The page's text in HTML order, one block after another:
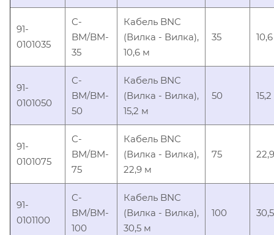
91-
0101035
C-
BM/BM-
35
Кабель BNC
(Вилка - Вилка),
10,6 м
35 10,6
91-
0101050
C-
BM/BM-
50
Кабель BNC
(Вилка - Вилка),
15,2 м
50 15,2
91-
0101075
C-
BM/BM-
75
Кабель BNC
(Вилка - Вилка),
22,9 м
75 22,9
91-
0101100
C-
BM/BM-
100
Кабель BNC
(Вилка - Вилка),
30,5 м
100 30,5